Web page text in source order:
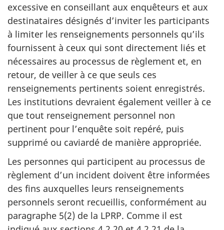
excessive en conseillant aux enquêteurs et aux
destinataires désignés d’inviter les participants
à limiter les renseignements personnels qu’ils
fournissent à ceux qui sont directement liés et
nécessaires au processus de règlement et, en
retour, de veiller à ce que seuls ces
renseignements pertinents soient enregistrés.
Les institutions devraient également veiller à ce
que tout renseignement personnel non
pertinent pour l’enquête soit repéré, puis
supprimé ou caviardé de manière appropriée.
Les personnes qui participent au processus de
règlement d’un incident doivent être informées
des fins auxquelles leurs renseignements
personnels seront recueillis, conformément au
paragraphe 5(2) de la LPRP. Comme il est